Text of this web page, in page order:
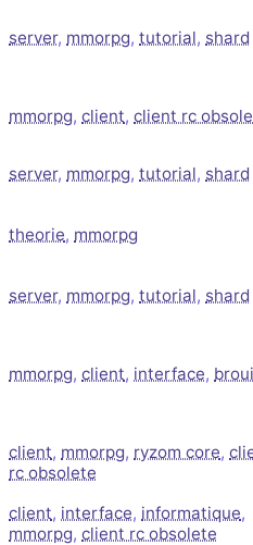
server, mmorpg, tutorial, shard
mmorpg, client, client rc
server, mmorpg, tutorial, shard
theorie, mmorpg
server, mmorpg, tutorial, shard
mmorpg, client, interface,
client, mmorpg, ryzom core,
rc obsolete
client, interface, informatique,
mmorpg, client rc obsolete